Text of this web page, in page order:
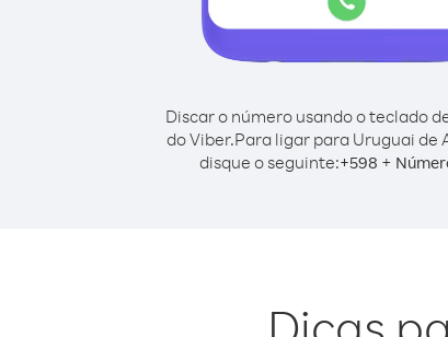
Discar o número usando o teclado
do Viber.Para ligar para Uruguai de
disque o seguinte:+598 +